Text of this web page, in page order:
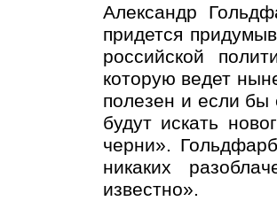
Александр
придется
российской
которую ведет
полезен и если
будут искать
черни».
никаких
известно».